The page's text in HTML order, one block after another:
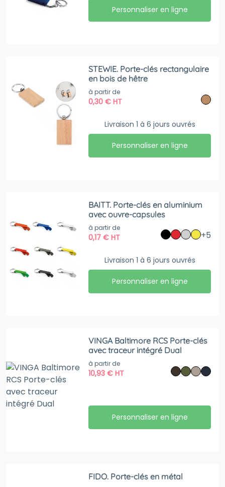
Personnaliser en ligne
STEWIE. Porte-clés rectangulaire
en bois de hêtre
à partir de
0,30€ HT
Livraison 1 à 6 jours ouvrés
Personnaliser en ligne
BAITT. Porte-clés en aluminium
avec ouvre-capsules
à partir de
0,17€ HT +5
Livraison 1 à 6 jours ouvrés
Personnaliser en ligne
VINGA Baltimore RCS Porte-clés
avec traceur intégré Dual
à partir de
10,93€ HT
Personnaliser en ligne
FIDO. Porte-clés en métal